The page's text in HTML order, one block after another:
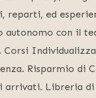
reparti, ed
autonomo con il
Risparmio di
arrivati. Libreria di